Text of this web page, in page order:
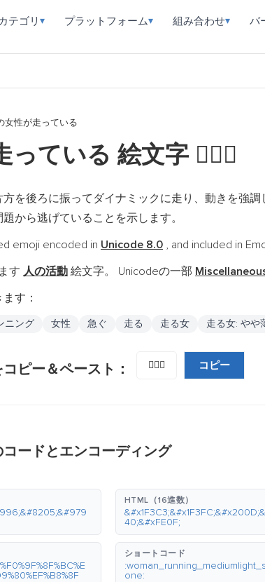
カテゴリ ▾ プラットフォーム▾ 組み合わせ▾ バ
女性が走っている
っている 絵文字 🏃🏼‍♀️
を後ろに振ってダイナミックに走り、動きを強
から逃げていることを示します。
emoji encoded in Unicode 8.0 , and included in
す 人の活動 絵文字。 Unicodeの一部
す：
ニング 女性 急ぐ 走る 走る女 走る女: やや
ピー＆ペースト： 🏃🏼‍♀️ コピー
ードとエンコーディング
HTML（16進数）
40;&#xFE0F;
ショートコード
one: